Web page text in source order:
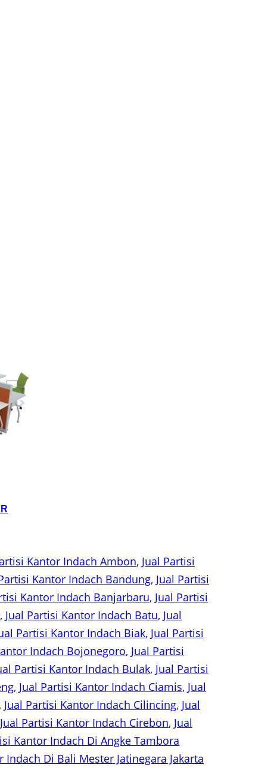
Kantor Indach Ambon, Jual Partisi
Kantor Indach Bandung, Jual Partisi
Kantor Indach Banjarbaru, Jual Partisi
, Jual Partisi Kantor Indach Batu, Jual
Partisi Kantor Indach Biak, Jual Partisi
Indach Bojonegoro, Jual Partisi
Partisi Kantor Indach Bulak, Jual Partisi
, Jual Partisi Kantor Indach Ciamis, Jual
, Jual Partisi Kantor Indach Cilincing, Jual
Jual Partisi Kantor Indach Cirebon, Jual
Kantor Indach Di Angke Tambora
Indach Di Bali Mester Jatinegara Jakarta